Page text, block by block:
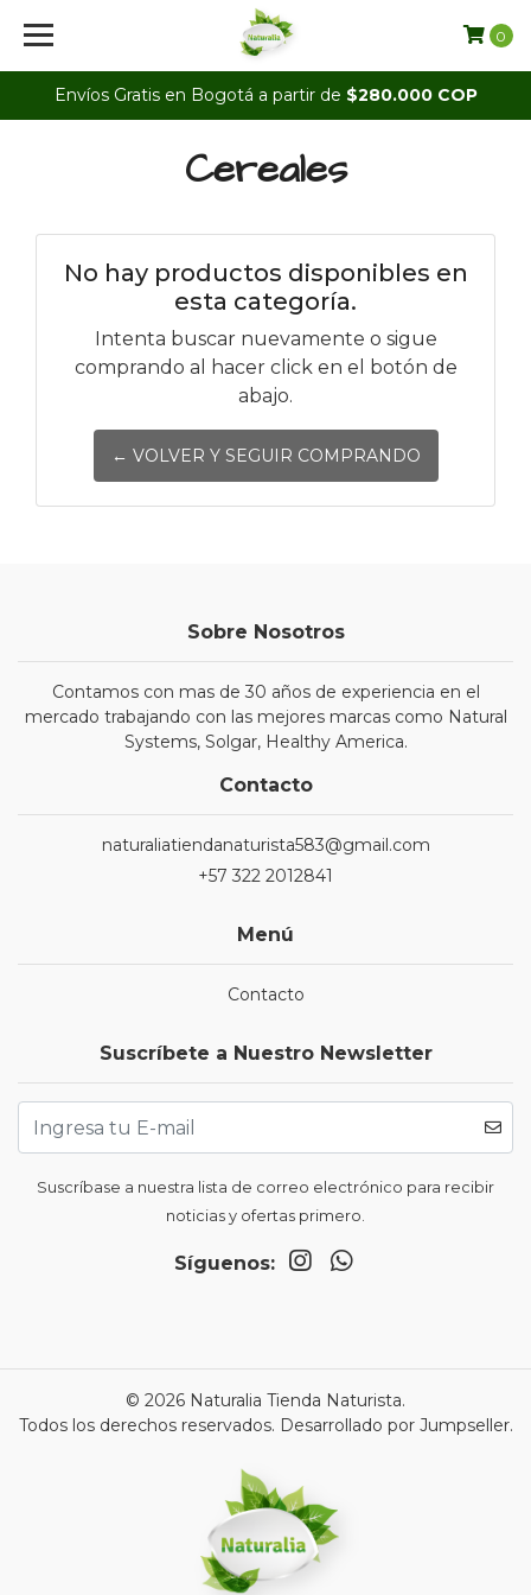
Envíos Gratis en Bogotá a partir de $280.000 COP
0
Cereales
No hay productos disponibles en
esta categoría.
Intenta buscar nuevamente o sigue
comprando al hacer click en el botón de
abajo.
← VOLVER Y SEGUIR COMPRANDO
Sobre Nosotros
Contamos con mas de 30 años de experiencia en el
mercado trabajando con las mejores marcas como Natural
Systems, Solgar, Healthy America.
Contacto
naturaliatiendanaturista583@gmail.com
+57 322 2012841
Menú
Contacto
Suscríbete a Nuestro Newsletter
Suscríbase a nuestra lista de correo electrónico para recibir
noticias y ofertas primero.
Síguenos:
© 2026 Naturalia Tienda Naturista.
Todos los derechos reservados. Desarrollado por Jumpseller.